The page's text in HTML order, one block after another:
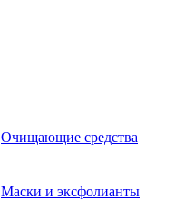
Очищающие средства
Маски и эксфолианты